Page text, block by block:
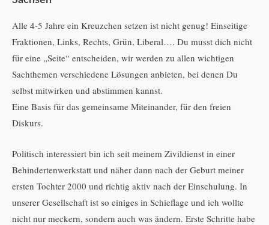
Alle 4-5 Jahre ein Kreuzchen setzen ist nicht genug! Einseitige
Fraktionen, Links, Rechts, Grün, Liberal…. Du musst dich nicht
für eine „Seite“ entscheiden, wir werden zu allen wichtigen
Sachthemen verschiedene Lösungen anbieten, bei denen Du
selbst mitwirken und abstimmen kannst.
Eine Basis für das gemeinsame Miteinander, für den freien
Diskurs.
Politisch interessiert bin ich seit meinem Zivildienst in einer
Behindertenwerkstatt und näher dann nach der Geburt meiner
ersten Tochter 2000 und richtig aktiv nach der Einschulung. In
unserer Gesellschaft ist so einiges in Schieflage und ich wollte
nicht nur meckern, sondern auch was ändern. Erste Schritte habe